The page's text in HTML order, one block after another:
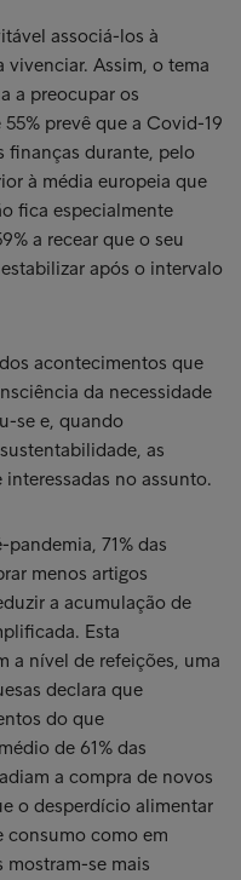
associá-los à
Assim, o tema
a preocupar os
prevê que a Covid-19
finanças durante, pelo
à média europeia que
fica especialmente
a recear que o seu
após o intervalo
acontecimentos que
da necessidade
se e, quando
as
no assunto.
71% das
menos artigos
a acumulação de
Esta
a nível de refeições, uma
declara que
do que
de 61% das
a compra de novos
o desperdício alimentar
consumo como em
mostram-se mais